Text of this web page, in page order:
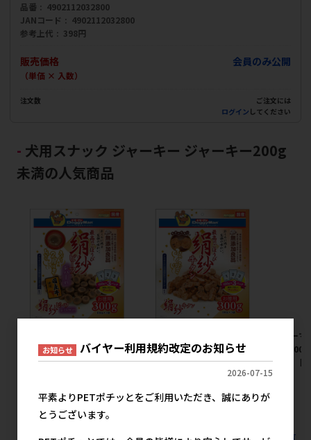
品番
4902112032800
JANコード
4902112032800
参考上代
398円
販売価格
（単価 × 入数）
会員のみ公開
注文数
ご注文には
ログイン してください
犬用スナック ジャーキー ジャーキー200g
未満の人気商品
レバーin 300g(100g×3袋)
【イチオシ】【値上げ前セー
メーカー希望小売価格
ン 300g(100g×3袋)【イチオ
シ】【値上げ前セール】
メーカー希望小売価格
1,027円
[ドギー
ーin
オシ】【
お知らせ バイヤー利用規約改定のお知らせ
2026-07-15
平素よりPETポチッとをご利用いただき、誠にありが
とうございます。